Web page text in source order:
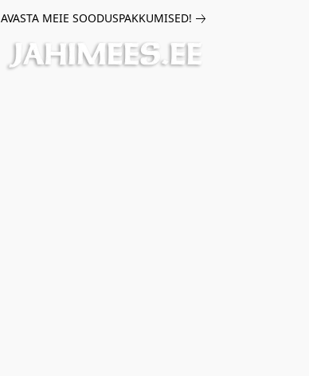
AVASTA MEIE SOODUSPAKKUMISED!